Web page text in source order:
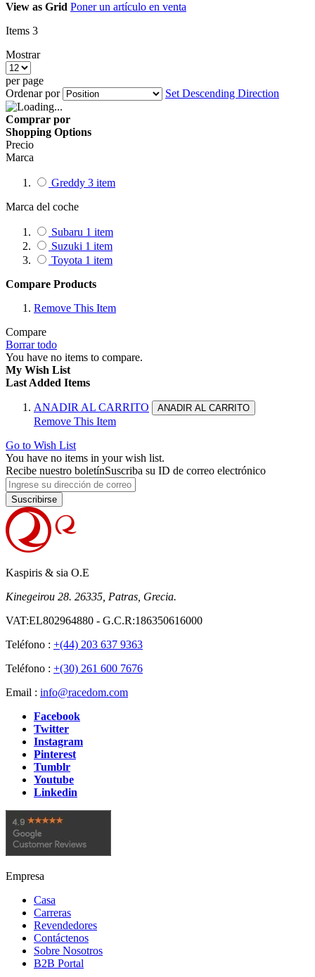
View as Grid Poner un artículo en venta
Items 3
Mostrar
per page
Ordenar por
Set Descending Direction
Comprar por
Shopping Options
Precio
Marca
Greddy 3 item
Marca del coche
Subaru 1 item
Suzuki 1 item
Toyota 1 item
Compare Products
Remove This Item
Compare
Borrar todo
You have no items to compare.
My Wish List
Last Added Items
ANADIR AL CARRITO ANADIR AL CARRITO
Remove This Item
Go to Wish List
You have no items in your wish list.
Recibe nuestro boletínSuscriba su ID de correo electrónico
Suscribirse
Kaspiris & sia O.E
Kinegeirou 28. 26335, Patras, Grecia.
VAT:EL802964880 - G.C.R:186350616000
Teléfono : +(44) 203 637 9363
Teléfono : +(30) 261 600 7676
Email : info@racedom.com
Facebook
Twitter
Instagram
Pinterest
Tumblr
Youtube
Linkedin
Empresa
Casa
Carreras
Revendedores
Contáctenos
Sobre Nosotros
B2B Portal